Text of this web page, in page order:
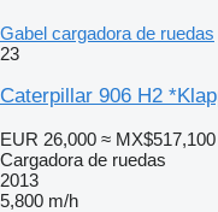
Gabel cargadora de ruedas
23
Caterpillar 906 H2
EUR 26,000 ≈ MX$517,100
Cargadora de ruedas
2013
5,800 m/h